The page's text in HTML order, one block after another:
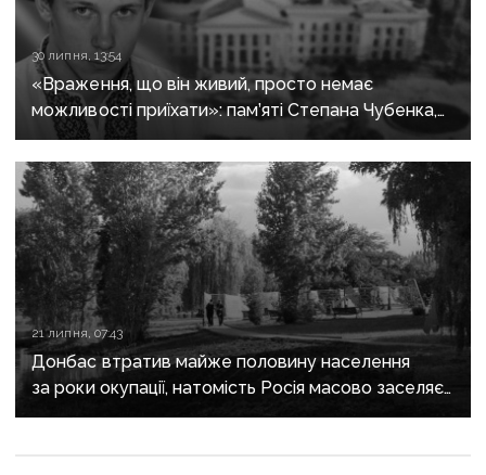
30 липня, 13:54
«Враження, що він живий, просто немає
можливості приїхати»: пам’яті Степана Чубенка,
якого закатували бойовики за любов до України
21 липня, 07:43
Донбас втратив майже половину населення
за роки окупації, натомість Росія масово заселяє
регіон своїми громадянами — ГУР